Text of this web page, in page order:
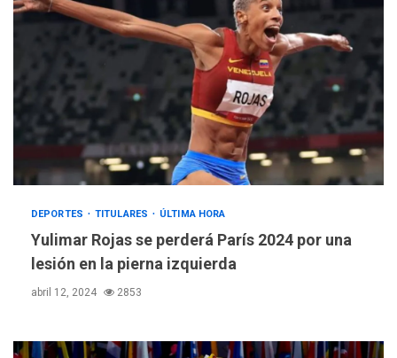
DEPORTES TITULARES ÚLTIMA HORA
Yulimar Rojas se perderá París 2024 por una
lesión en la pierna izquierda
abril 12, 2024 2853